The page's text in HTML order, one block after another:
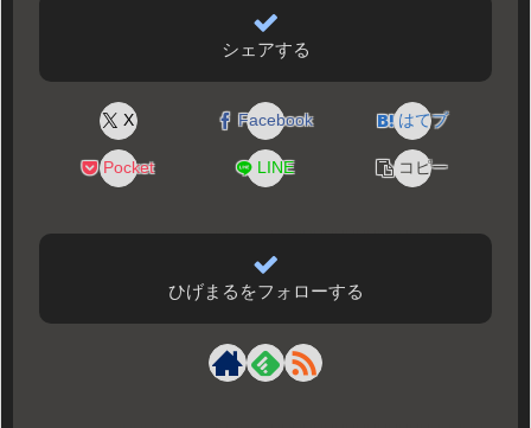
シェアする
X Facebook はてブ
Pocket LINE コピー
ひげまるをフォローする